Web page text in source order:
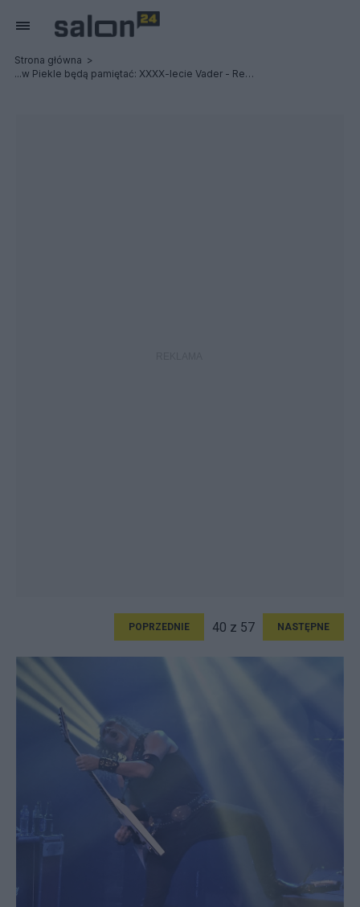
Strona główna
...w Piekle będą pamiętać: XXXX-lecie Vader - Relacja
POPRZEDNIE 40 z 57 NASTĘPNE